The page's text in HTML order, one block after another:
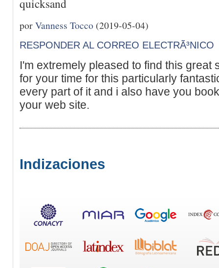
quicksand
porVanness Tocco (2019-05-04)
RESPONDER AL CORREO ELECTRÃ³NICO
I'm extremely pleased to find this great
for your time for this particularly
every part of it and i also have you
your web site.
Indizaciones